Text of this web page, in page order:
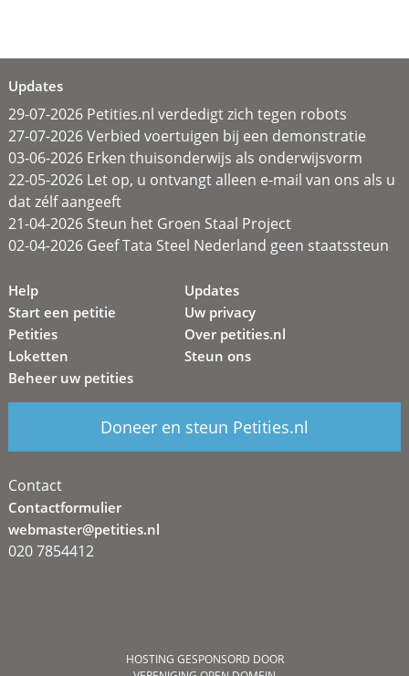
Updates
29-07-2026 Petities.nl verdedigt zich tegen robots
27-07-2026 Verbied voertuigen bij een demonstratie
03-06-2026 Erken thuisonderwijs als onderwijsvorm
22-05-2026 Let op, u ontvangt alleen e-mail van ons als u
dat zélf aangeeft
21-04-2026 Steun het Groen Staal Project
02-04-2026 Geef Tata Steel Nederland geen staatssteun
Help
Start een petitie
Petities
Loketten
Beheer uw petities
Updates
Uw privacy
Over petities.nl
Steun ons
Doneer en steun Petities.nl
Contact
Contactformulier
webmaster@petities.nl
020 7854412
HOSTING GESPONSORD DOOR